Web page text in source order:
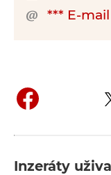
*** E-
Inzeráty